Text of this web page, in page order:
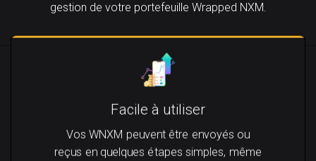
gestion de votre portefeuille Wrapped NXM.
Facile à utiliser
Vos WNXM peuvent être envoyés ou
reçus en quelques étapes simples, même